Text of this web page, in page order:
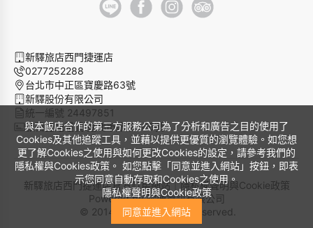
與本飯店合作的第三方服務公司為了分析和廣告之目的使用了
Cookies及其他追蹤工具，並藉以提供更優質的瀏覽體驗。如您想
更了解Cookies之使用與如何更改Cookies的設定，請參考我們的
隱私權與Cookies政策。 如您點擊「同意並進入網站」按鈕，即表
示您同意自動存取和Cookies之使用。
隱私權聲明與Cookie政策
同意並進入網站
新驛旅店西門捷運店
0277252288
台北市中正區寶慶路63號
新驛股份有限公司
統一編號 24497851
旅宿登記證號 臺北市旅館366號
新驛旅店西門捷運店官方訂房網站｜隱私權聲明與Cookie政策
Powered by曜通資訊有限公司
© 2014-2026 All Rights Reserved.